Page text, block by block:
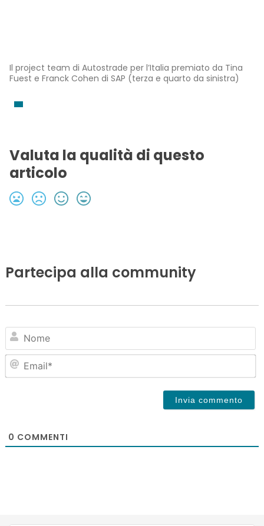
Il project team di Autostrade per l’Italia premiato da Tina
Fuest e Franck Cohen di SAP (terza e quarto da sinistra)
Valuta la qualità di questo
articolo
Partecipa alla community
0 COMMENTI